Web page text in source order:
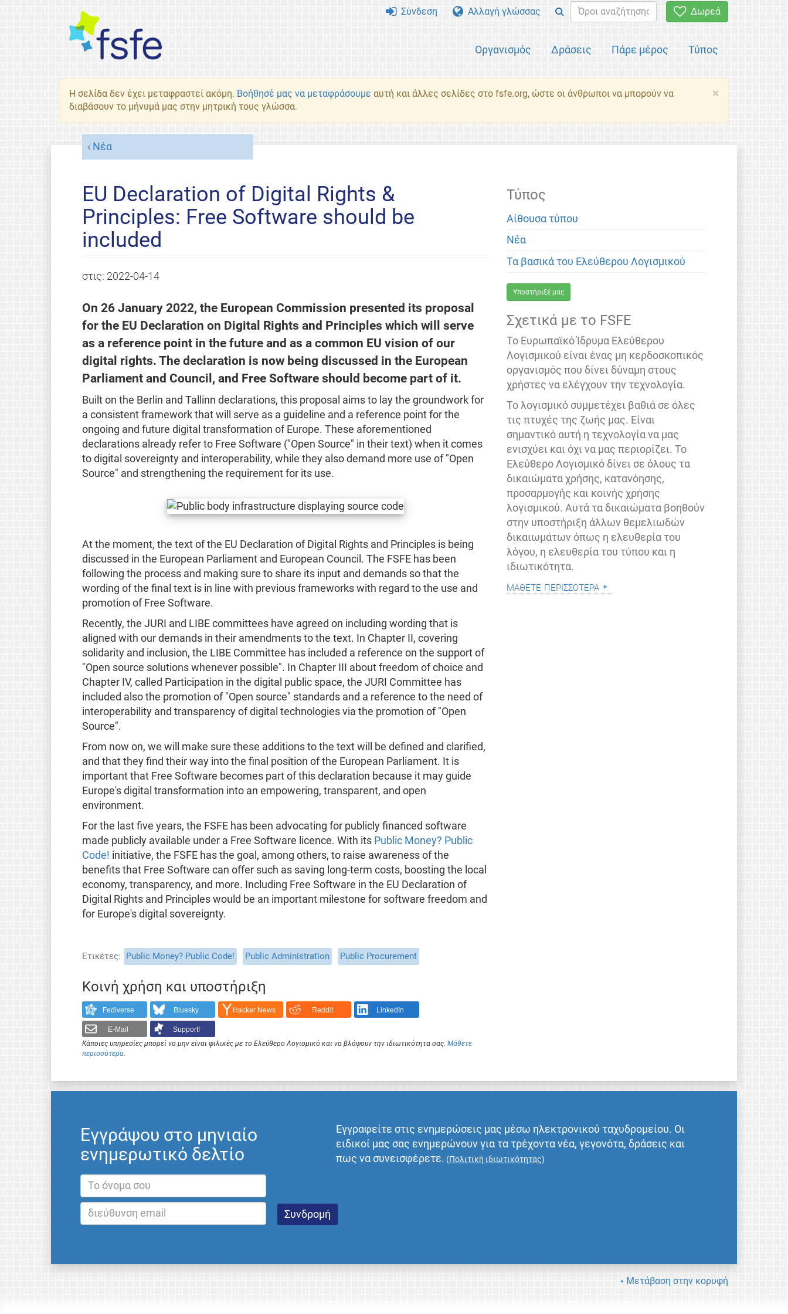
Δωρεά
Οργανισμός Δράσεις Πάρε μέρος Τύπος
Σύνδεση Αλλαγή γλώσσας
×
Η σελίδα δεν έχει μεταφραστεί ακόμη. Βοήθησέ μας να μεταφράσουμε αυτή και άλλες σελίδες στο fsfe.org, ώστε οι άνθρωποι να μπορούν να
διαβάσουν το μήνυμά μας στην μητρική τους γλώσσα.
Νέα
EU Declaration of Digital Rights &
Principles: Free Software should be
included
στις: 2022-04-14
On 26 January 2022, the European Commission presented its proposal
for the EU Declaration on Digital Rights and Principles which will serve
as a reference point in the future and as a common EU vision of our
digital rights. The declaration is now being discussed in the European
Parliament and Council, and Free Software should become part of it.
Built on the Berlin and Tallinn declarations, this proposal aims to lay the groundwork for
a consistent framework that will serve as a guideline and a reference point for the
ongoing and future digital transformation of Europe. These aforementioned
declarations already refer to Free Software ("Open Source" in their text) when it comes
to digital sovereignty and interoperability, while they also demand more use of "Open
Source" and strengthening the requirement for its use.
At the moment, the text of the EU Declaration of Digital Rights and Principles is being
discussed in the European Parliament and European Council. The FSFE has been
following the process and making sure to share its input and demands so that the
wording of the final text is in line with previous frameworks with regard to the use and
promotion of Free Software.
Recently, the JURI and LIBE committees have agreed on including wording that is
aligned with our demands in their amendments to the text. In Chapter II, covering
solidarity and inclusion, the LIBE Committee has included a reference on the support of
"Open source solutions whenever possible". In Chapter III about freedom of choice and
Chapter IV, called Participation in the digital public space, the JURI Committee has
included also the promotion of "Open source" standards and a reference to the need of
interoperability and transparency of digital technologies via the promotion of "Open
Source".
From now on, we will make sure these additions to the text will be defined and clarified,
and that they find their way into the final position of the European Parliament. It is
important that Free Software becomes part of this declaration because it may guide
Europe's digital transformation into an empowering, transparent, and open
environment.
For the last five years, the FSFE has been advocating for publicly financed software
made publicly available under a Free Software licence. With its Public Money? Public
Code! initiative, the FSFE has the goal, among others, to raise awareness of the
benefits that Free Software can offer such as saving long-term costs, boosting the local
economy, transparency, and more. Including Free Software in the EU Declaration of
Digital Rights and Principles would be an important milestone for software freedom and
for Europe's digital sovereignty.
Ετικέτες Public Money? Public Code! Public Administration Public Procurement
Κοινή χρήση και υποστήριξη
Fediverse Bluesky Hacker News Reddit LinkedIn
E-Mail
Support!
Κάποιες υπηρεσίες μπορεί να μην είναι φιλικές με το Ελεύθερο Λογισμικό και να βλάψουν την ιδιωτικότητα σας. Μάθετε
περισσότερα.
Τύπος
Αίθουσα τύπου
Νέα
Τα βασικά του Ελεύθερου Λογισμικού
Υποστήριξέ μας
Σχετικά με το FSFE
Το Ευρωπαϊκό Ίδρυμα Ελεύθερου
Λογισμικού είναι ένας μη κερδοσκοπικός
οργανισμός που δίνει δύναμη στους
χρήστες να ελέγχουν την τεχνολογία.
Το λογισμικό συμμετέχει βαθιά σε όλες
τις πτυχές της ζωής μας. Είναι
σημαντικό αυτή η τεχνολογία να μας
ενισχύει και όχι να μας περιορίζει. Το
Ελεύθερο Λογισμικό δίνει σε όλους τα
δικαιώματα χρήσης, κατανόησης,
προσαρμογής και κοινής χρήσης
λογισμικού. Αυτά τα δικαιώματα βοηθούν
στην υποστήριξη άλλων θεμελιωδών
δικαιωμάτων όπως η ελευθερία του
λόγου, η ελευθερία του τύπου και η
ιδιωτικότητα.
μάθετε περισσότερα
Εγγράψου στο μηνιαίο
ενημερωτικό δελτίο
Εγγραφείτε στις ενημερώσεις μας μέσω ηλεκτρονικού ταχυδρομείου. Οι
ειδικοί μας σας ενημερώνουν για τα τρέχοντα νέα, γεγονότα, δράσεις και
πως να συνεισφέρετε. (Πολιτική ιδιωτικότητας)
Μετάβαση στην κορυφή